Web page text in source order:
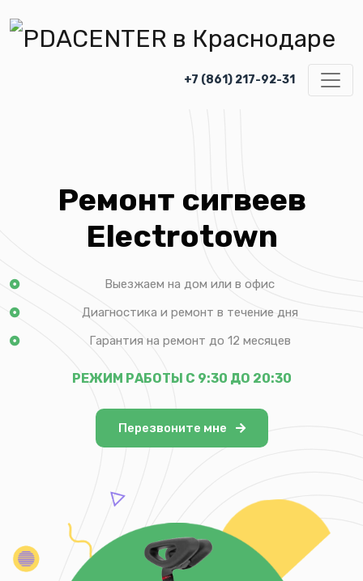
+7 (861) 217-92-31
Ремонт сигвеев
Electrotown
Выезжаем на дом или в офис
Диагностика и ремонт в течение дня
Гарантия на ремонт до 12 месяцев
РЕЖИМ РАБОТЫ С 9:30 ДО 20:30
Перезвоните мне